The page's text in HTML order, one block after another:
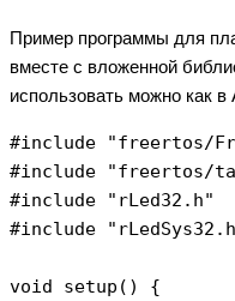
Пример программы для
вместе с вложенной
использовать можно как
#include "freertos/
#include "freertos/
#include "rLed32.h"
#include
void setup() {